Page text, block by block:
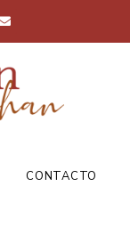
CONTACTO